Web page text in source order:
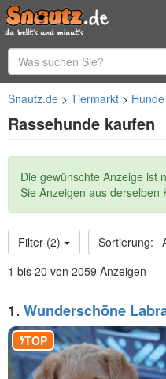
Snautz.de Tiermarkt Hunde
Rassehunde kaufen
Statusmeldung
Die gewünschte Anzeige ist
Sie Anzeigen aus derselben
Filter (2)
1 bis 20 von 2059 Anzeigen
1. Wunderschöne
Medium mit Papiere?
TOP